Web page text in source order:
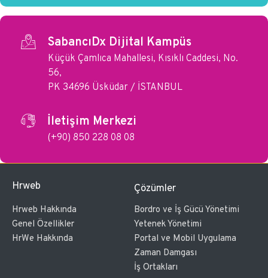
SabancıDx Dijital Kampüs
Küçük Çamlıca Mahallesi, Kısıklı Caddesi, No.
56,
PK 34696 Üsküdar / İSTANBUL
İletişim Merkezi
(+90) 850 228 08 08
Hrweb
Hrweb Hakkında
Genel Özellikler
HrWe Hakkında
Çözümler
Bordro ve İş Gücü Yönetimi
Yetenek Yönetimi
Portal ve Mobil Uygulama
Zaman Damgası
İş Ortakları